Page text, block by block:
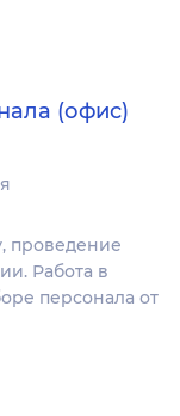
(офис)
проведение
Работа в
персонала от